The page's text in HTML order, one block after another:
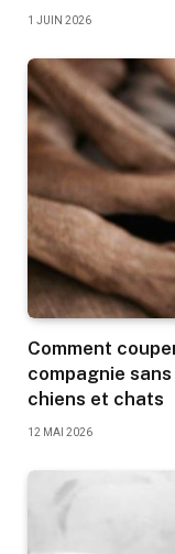
1 JUIN 2026
Comment
compagnie
chiens et chats
12 MAI 2026